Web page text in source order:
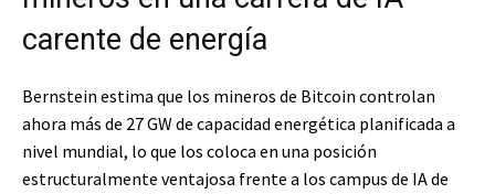
carente de energía
Bernstein estima que los mineros de Bitcoin controlan
ahora más de 27 GW de capacidad energética planificada a
nivel mundial, lo que los coloca en una posición
estructuralmente ventajosa frente a los campus de IA de